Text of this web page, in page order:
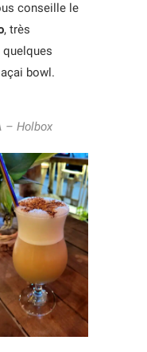
conseille le
, très
bowl.
– Holbox